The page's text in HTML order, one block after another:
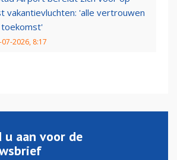
vakantievluchten: 'alle vertrouwen
toekomst'
2026, 8:17
u aan voor de